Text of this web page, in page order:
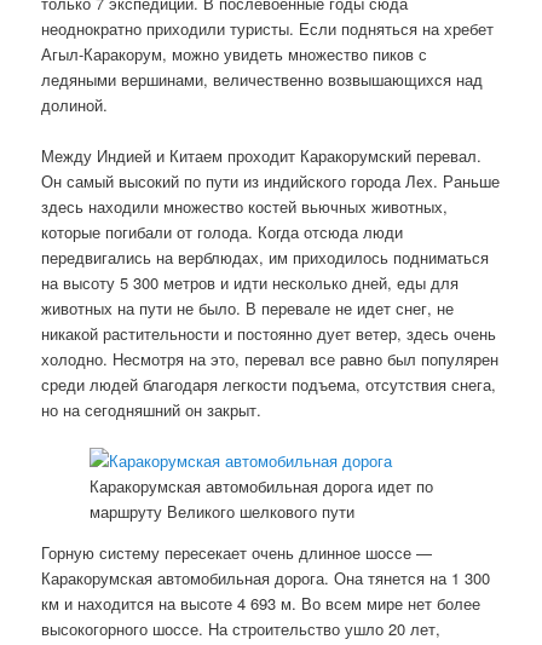
неоднократно приходили туристы. Если подняться на хребет
Агыл-Каракорум, можно увидеть множество пиков с
ледяными вершинами, величественно возвышающихся над
долиной.
Между Индией и Китаем проходит Каракорумский перевал.
Он самый высокий по пути из индийского города Лех. Раньше
здесь находили множество костей вьючных животных,
которые погибали от голода. Когда отсюда люди
передвигались на верблюдах, им приходилось подниматься
на высоту 5 300 метров и идти несколько дней, еды для
животных на пути не было. В перевале не идет снег, не
никакой растительности и постоянно дует ветер, здесь очень
холодно. Несмотря на это, перевал все равно был популярен
среди людей благодаря легкости подъема, отсутствия снега,
но на сегодняшний он закрыт.
Каракорумская автомобильная дорога идет по
маршруту Великого шелкового пути
Горную систему пересекает очень длинное шоссе —
Каракорумская автомобильная дорога. Она тянется на 1 300
км и находится на высоте 4 693 м. Во всем мире нет более
высокогорного шоссе. На строительство ушло 20 лет,